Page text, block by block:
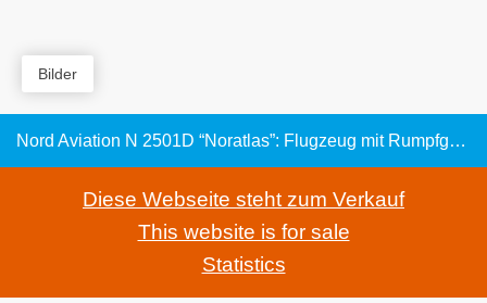
Bilder
Nord Aviation N 2501D “Noratlas”: Flugzeug mit Rumpfgondel und doppelten Leitwerksträgern
Diese Webseite steht zum Verkauf
This website is for sale
Statistics